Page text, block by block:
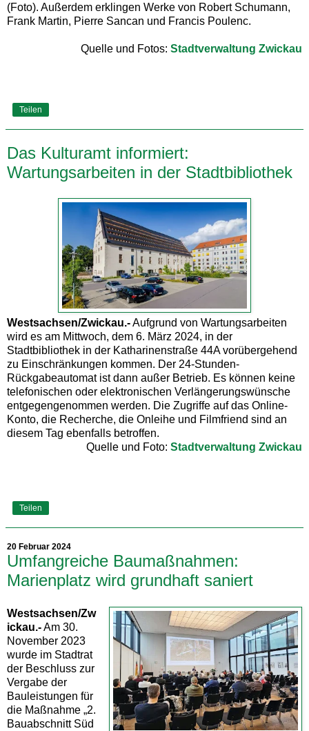
(Foto). Außerdem erklingen Werke von Robert Schumann,
Frank Martin, Pierre Sancan und Francis Poulenc.
Quelle und Fotos: Stadtverwaltung Zwickau
Teilen
Das Kulturamt informiert:
Wartungsarbeiten in der Stadtbibliothek
Westsachsen/Zwickau.-Aufgrund von Wartungsarbeiten
wird es am Mittwoch, dem 6. März 2024, in der
Stadtbibliothek in der Katharinenstraße 44A vorübergehend
zu Einschränkungen kommen. Der 24-Stunden-
Rückgabeautomat ist dann außer Betrieb. Es können keine
telefonischen oder elektronischen Verlängerungswünsche
entgegengenommen werden. Die Zugriffe auf das Online-
Konto, die Recherche, die Onleihe und Filmfriend sind an
diesem Tag ebenfalls betroffen.
Quelle und Foto: Stadtverwaltung Zwickau
Teilen
20 Februar 2024
Umfangreiche Baumaßnahmen:
Marienplatz wird grundhaft saniert
Westsachsen/Zw
ickau.-Am 30.
November 2023
wurde im Stadtrat
der Beschluss zur
Vergabe der
Bauleistungen für
die Maßnahme „2.
Bauabschnitt Süd